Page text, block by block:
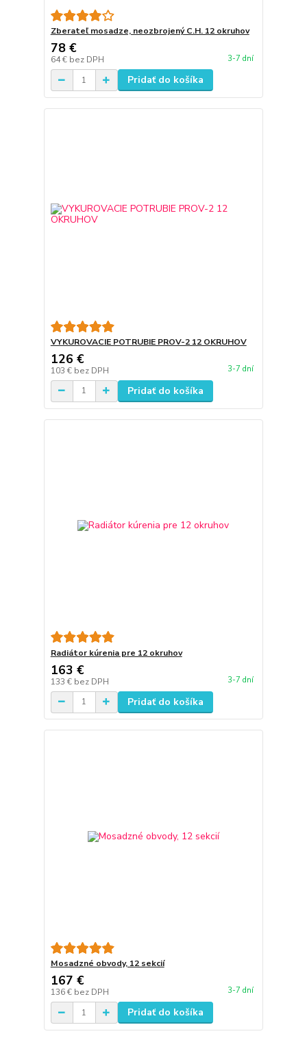
Zberateľ mosadze, neozbrojený C.H. 12 okruhov
78 €
64 € bez DPH 3-7 dní
Pridať do košíka
VYKUROVACIE POTRUBIE PROV-2 12 OKRUHOV
126 €
103 € bez DPH 3-7 dní
Pridať do košíka
Radiátor kúrenia pre 12 okruhov
163 €
133 € bez DPH 3-7 dní
Pridať do košíka
Mosadzné obvody, 12 sekcií
167 €
136 € bez DPH 3-7 dní
Pridať do košíka